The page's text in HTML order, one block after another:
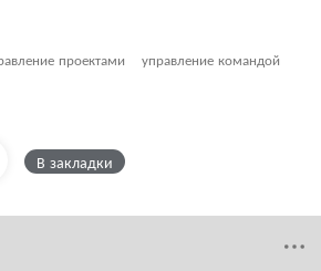
проектами
управление командой
В закладки